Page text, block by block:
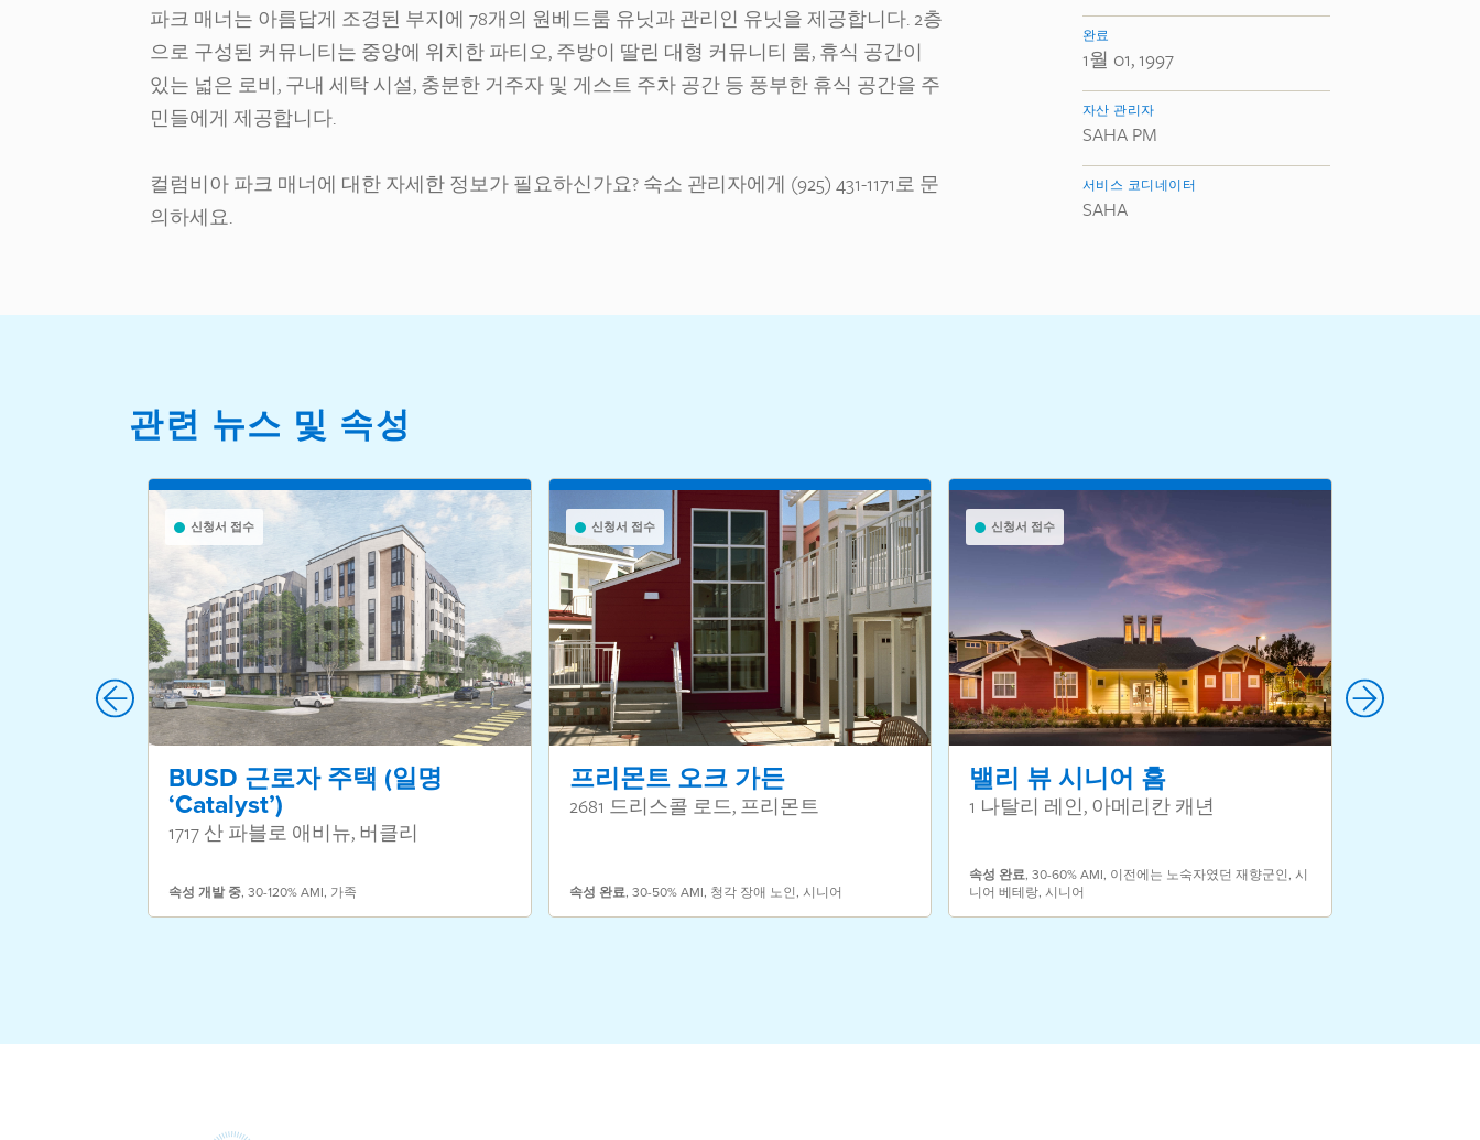
완료
1월 01, 1997
자산 관리자
SAHA PM
서비스 코디네이터
SAHA
파크 매너는 아름답게 조경된 부지에 78개의 원베드룸 유닛과 관리인 유닛을 제공합니다. 2층
으로 구성된 커뮤니티는 중앙에 위치한 파티오, 주방이 딸린 대형 커뮤니티 룸, 휴식 공간이
있는 넓은 로비, 구내 세탁 시설, 충분한 거주자 및 게스트 주차 공간 등 풍부한 휴식 공간을 주
민들에게 제공합니다.
컬럼비아 파크 매너에 대한 자세한 정보가 필요하신가요? 숙소 관리자에게 (925) 431-1171로 문
의하세요.
관련 뉴스 및 속성
신청서 접수
BUSD 근로자 주택 (일명
‘Catalyst’)
1717 산 파블로 애비뉴, 버클리
속성 개발 중, 30-120% AMI, 가족
신청서 접수
프리몬트 오크 가든
2681 드리스콜 로드, 프리몬트
속성 완료, 30-50% AMI, 청각 장애 노인, 시니어
신청서 접수
밸리 뷰 시니어 홈
1 나탈리 레인, 아메리칸 캐년
속성 완료,30-60% AMI, 이전에는 노숙자였던 재향군인,시
니어 베테랑,시니어